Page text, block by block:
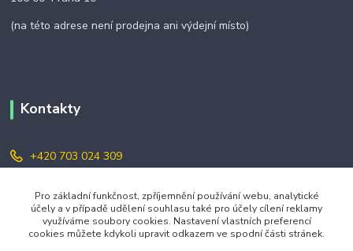
(na této adrese není prodejna ani výdejní místo)
Kontakty
+420 703 024 309
objednavky@zavazuj.cz
Pro základní funkčnost, zpříjemnění používání webu, analytické
účely a v případě udělení souhlasu také pro účely cílení reklamy
využíváme soubory cookies. Nastavení vlastních preferencí
cookies můžete kdykoli upravit odkazem ve spodní části stránek.